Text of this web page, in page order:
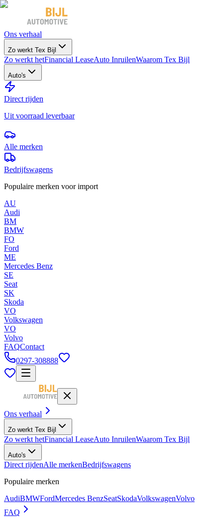
Ons verhaal
Zo werkt Tex Bijl
Zo werkt hetFinancial LeaseAuto InruilenWaarom Tex Bijl
Auto's
Direct rijden
Uit voorraad leverbaar
Alle merken
Bedrijfswagens
Populaire merken voor import
AU
Audi
BM
BMW
FO
Ford
ME
Mercedes Benz
SE
Seat
SK
Skoda
VO
Volkswagen
VO
Volvo
FAQContact
0297-308888
Ons verhaal
Zo werkt Tex Bijl
Zo werkt hetFinancial LeaseAuto InruilenWaarom Tex Bijl
Auto's
Direct rijdenAlle merkenBedrijfswagens
Populaire merken
AudiBMWFordMercedes BenzSeatSkodaVolkswagenVolvo
FAQ